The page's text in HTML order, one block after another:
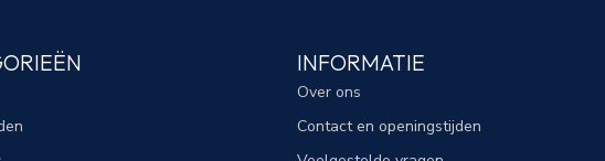
INFORMATIE
Over ons
Contact en openingstijden